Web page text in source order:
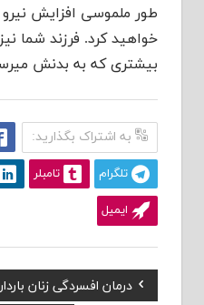
طور ملموسی افزایش
خواهید کرد. فرزند شما
بیشتری که به بدنش
به اشتراک بگذارید:
تلگرام تامبلر
ایمیل
Previous
درمان افسردگی زنان